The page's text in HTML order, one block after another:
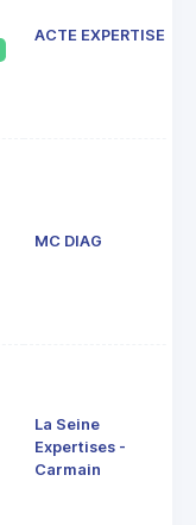
ACTE EXPERTISES
MC DIAG
La Seine
Expertises -
Carmain